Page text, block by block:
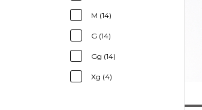
M (14)
G (14)
Gg (14)
Xg (4)